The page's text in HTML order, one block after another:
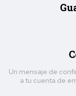
Un mensaje de
a tu cuenta de